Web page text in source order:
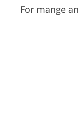
For mange